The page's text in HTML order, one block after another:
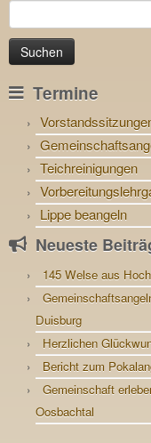
nach:
Termine
Teichreinigungen
Lippe beangeln
Neueste
145 Welse aus
Duisburg
Herzlichen
Bericht zum
Gemeinschaft
Oosbachtal